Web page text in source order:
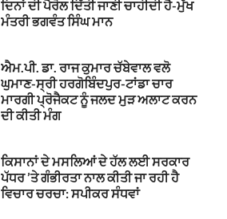
ਦਿਨਾਂ ਦੀ ਪੈਰੋਲ ਦਿੱਤੀ ਜਾਣੀ ਚਾਹੀਦੀ ਹੈ-ਮੁੱਖ
ਮੰਤਰੀ ਭਗਵੰਤ ਸਿੰਘ ਮਾਨ
ਐਮ.ਪੀ. ਡਾ. ਰਾਜ ਕੁਮਾਰ ਚੱਬੇਵਾਲ ਵਲੋ
ਘੁਮਾਣ-ਸ੍ਰੀ ਹਰਗੋਬਿੰਦਪੁਰ-ਟਾਂਡਾ ਚਾਰ
ਮਾਰਗੀ ਪ੍ਰੋਜੈਕਟ ਨੂੰ ਜਲਦ ਮੁੜ ਅਲਾਟ ਕਰਨ
ਦੀ ਕੀਤੀ ਮੰਗ
ਕਿਸਾਨਾਂ ਦੇ ਮਸਲਿਆਂ ਦੇ ਹੱਲ ਲਈ ਸਰਕਾਰ
ਪੱਧਰ ’ਤੇ ਗੰਭੀਰਤਾ ਨਾਲ ਕੀਤੀ ਜਾ ਰਹੀ ਹੈ
ਵਿਚਾਰ ਚਰਚਾ: ਸਪੀਕਰ ਸੰਧਵਾਂ